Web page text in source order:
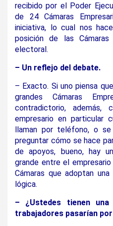
recibido por el Poder
de 24 Cámaras
iniciativa, lo cual nos
posición de las
electoral.
– Un reflejo del debate.
– Exacto. Si uno piensa
grandes Cámaras
contradictorio,
empresario en particular
llaman por teléfono, o
preguntar cómo se hace
de apoyos, bueno, hay
grande entre el
Cámaras que adoptan
lógica.
– ¿Ustedes tienen
trabajadores pasarían